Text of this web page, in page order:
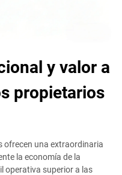
y valor a
propietarios
ofrecen una extraordinaria
la economía de la
operativa superior a las